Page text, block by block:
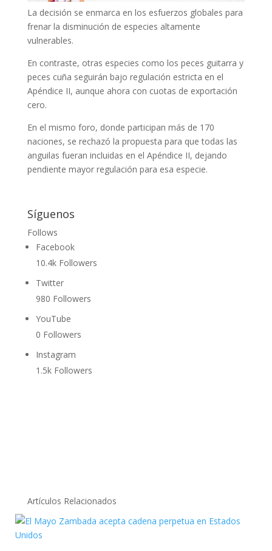
La decisión se enmarca en los esfuerzos globales para
frenar la disminución de especies altamente
vulnerables.
En contraste, otras especies como los peces guitarra y
peces cuña seguirán bajo regulación estricta en el
Apéndice II, aunque ahora con cuotas de exportación
cero.
En el mismo foro, donde participan más de 170
naciones, se rechazó la propuesta para que todas las
anguilas fueran incluidas en el Apéndice II, dejando
pendiente mayor regulación para esa especie.
Síguenos
Follows
Facebook
10.4k Followers
Twitter
980 Followers
YouTube
0 Followers
Instagram
1.5k Followers
Artículos Relacionados